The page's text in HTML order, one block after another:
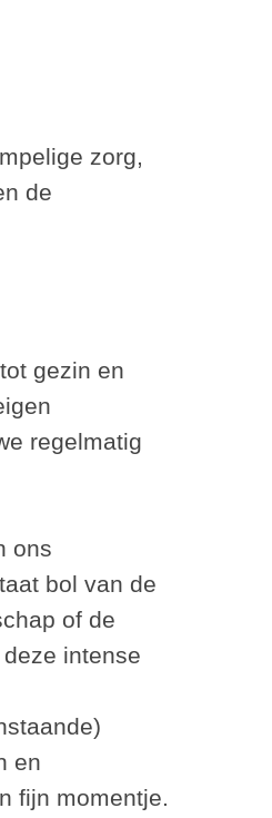
zorg,
de
gezin en
regelmatig
ons
bol van de
of de
intense
en
fijn momentje.